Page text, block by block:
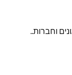
וחברות..